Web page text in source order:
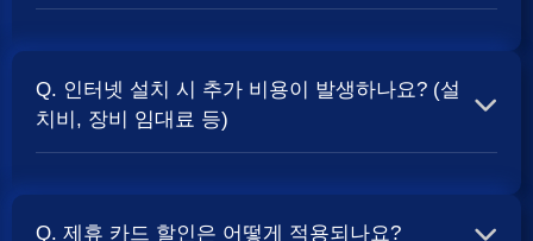
보통 500Mbps 또는 1Gbps 인터넷을 TV와 결합하여 가입
할 때 현금 사은품 및 상품권 혜택이 더 크게 지급되는 경향
Q. 인터넷 설치 시 추가 비용이 발생하나요? (설
치비, 장비 임대료 등)
Q. 제휴 카드 할인은 어떻게 적용되나요?